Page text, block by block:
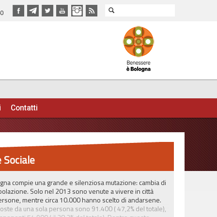
Contatti
Sociale
compie una grande e silenziosa mutazione: cambia di
Solo nel 2013 sono venute a vivere in città
mentre circa 10.000 hanno scelto di andarsene.
da una sola persona sono 91.400 ( 47,2% del totale),